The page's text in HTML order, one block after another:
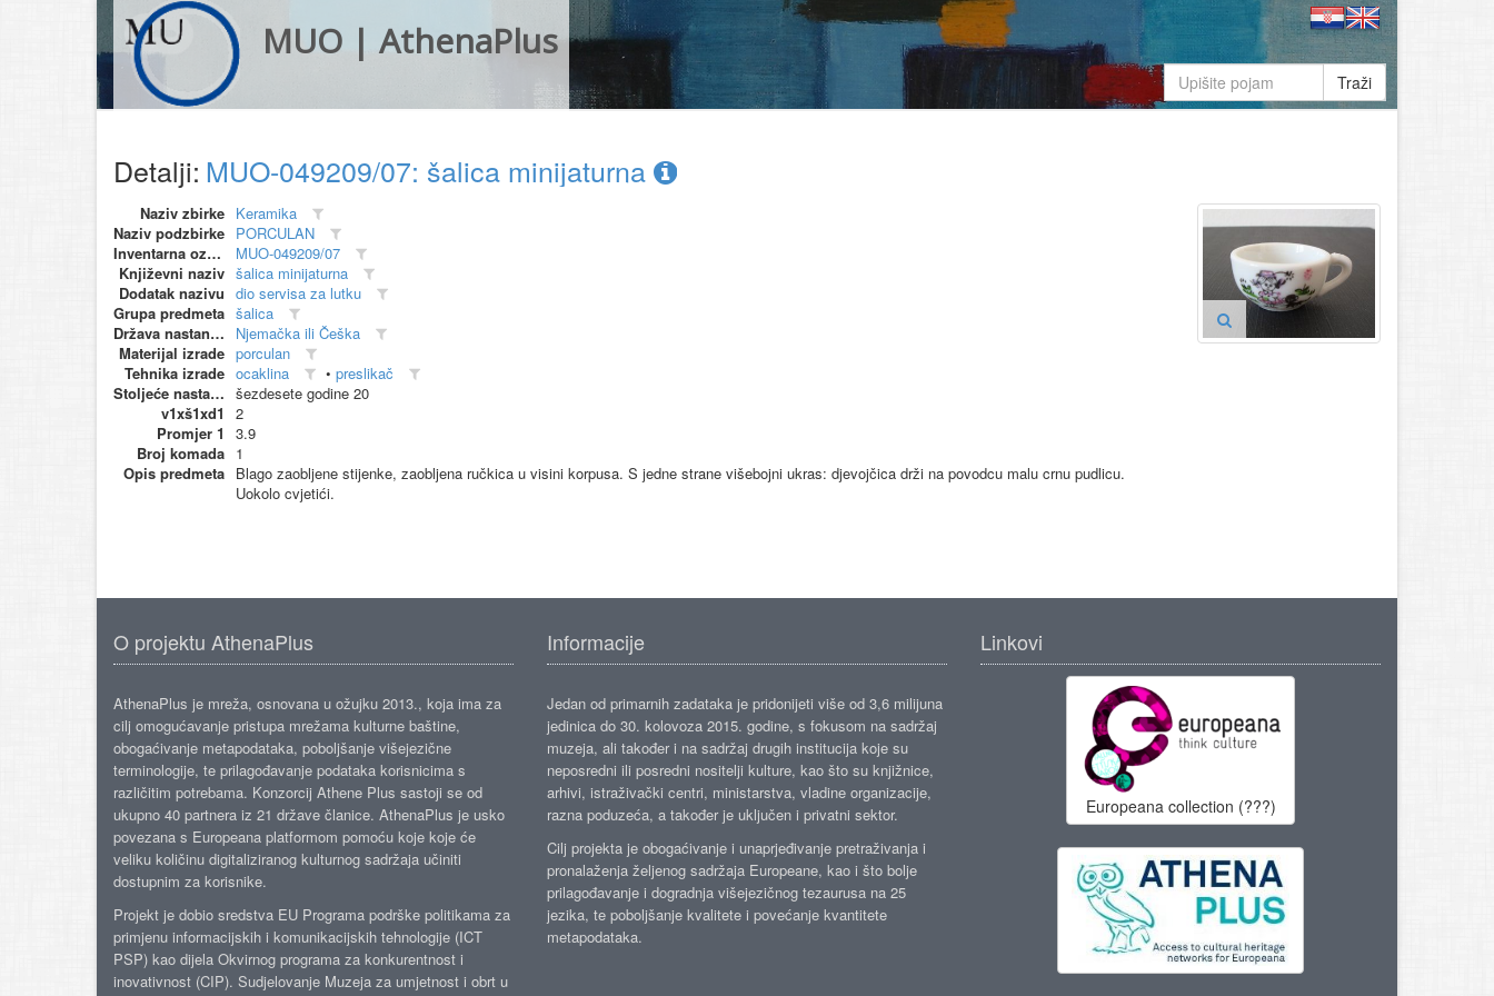
MUO | AthenaPlus
Traži
Detalji: MUO-049209/07: šalica minijaturna
Naziv zbirke Keramika
Naziv podzbirke PORCULAN
Inventarna oznaka
MUO-049209/07
Književni naziv šalica minijaturna
Dodatak nazivu dio servisa za lutku
Grupa predmeta šalica
Država nastanka
Njemačka ili Češka
Materijal izrade porculan
Tehnika izrade ocaklina • preslikač
Stoljeće nastanka šezdesete godine 20
v1xš1xd1
2
Promjer 1
3.9
Broj komada 1
Opis predmeta Blago zaobljene stijenke, zaobljena ručkica u visini korpusa. S jedne strane višebojni ukras: djevojčica drži na povodcu malu crnu pudlicu.
Uokolo cvjetići.
O projektu AthenaPlus
AthenaPlus je mreža, osnovana u ožujku 2013., koja ima za
cilj omogućavanje pristupa mrežama kulturne baštine,
obogaćivanje metapodataka, poboljšanje višejezične
terminologije, te prilagođavanje podataka korisnicima s
različitim potrebama. Konzorcij Athene Plus sastoji se od
ukupno 40 partnera iz 21 države članice. AthenaPlus je usko
povezana s Europeana platformom pomoću koje koje će
veliku količinu digitaliziranog kulturnog sadržaja učiniti
dostupnim za korisnike.
Projekt je dobio sredstva EU Programa podrške politikama za
primjenu informacijskih i komunikacijskih tehnologije (ICT
PSP) kao dijela Okvirnog programa za konkurentnost i
inovativnost (CIP). Sudjelovanje Muzeja za umjetnost i obrt u
Informacije
Jedan od primarnih zadataka je pridonijeti više od 3,6 milijuna
jedinica do 30. kolovoza 2015. godine, s fokusom na sadržaj
muzeja, ali također i na sadržaj drugih institucija koje su
neposredni ili posredni nositelji kulture, kao što su knjižnice,
arhivi, istraživački centri, ministarstva, vladine organizacije,
razna poduzeća, a također je uključen i privatni sektor.
Cilj projekta je obogaćivanje i unaprjeđivanje pretraživanja i
pronalaženja željenog sadržaja Europeane, kao i što bolje
prilagođavanje i dogradnja višejezičnog tezaurusa na 25
jezika, te poboljšanje kvalitete i povećanje kvantitete
metapodataka.
Linkovi
Europeana collection (???)